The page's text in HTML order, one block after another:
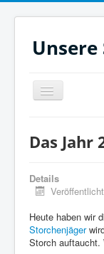
Navigation
an/aus
Heute
Monat
Filme
Aktuelles
Zeitleiste
Das Jahr
Details
Heute haben wir
Storchenjäger
Storch auftaucht.